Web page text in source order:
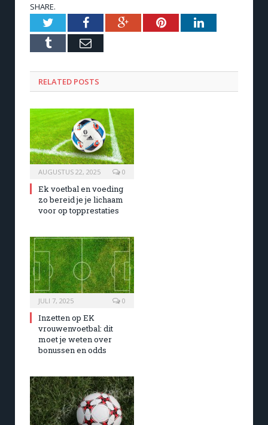
SHARE.
TwitterFacebookGoogle+PinterestLinkedIn
Tumblr Email
RELATED POSTS
AUGUSTUS 22, 2025 0
Ek voetbal en voeding
zo bereid je je lichaam
voor op topprestaties
JULI 7, 2025 0
Inzetten op EK
vrouwenvoetbal: dit
moet je weten over
bonussen en odds